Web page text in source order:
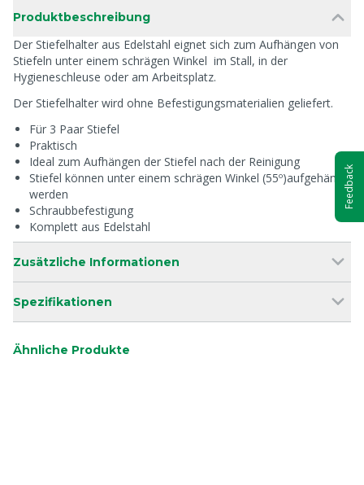
Produktbeschreibung
Der Stiefelhalter aus Edelstahl eignet sich zum Aufhängen von
Stiefeln unter einem schrägen Winkel im Stall, in der
Hygieneschleuse oder am Arbeitsplatz.
Der Stiefelhalter wird ohne Befestigungsmaterialien geliefert.
Für 3 Paar Stiefel
Praktisch
Ideal zum Aufhängen der Stiefel nach der Reinigung
Stiefel können unter einem schrägen Winkel (55º)aufgehängt
werden
Schraubbefestigung
Komplett aus Edelstahl
Zusätzliche Informationen
Spezifikationen
Ähnliche Produkte
Feedback